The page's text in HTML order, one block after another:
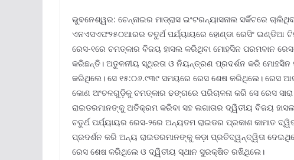
ଭୁବନେଶ୍ୱର: ଚେନ୍ନାଇର ମାଡ୍ରାସ ଇଂଟରନ୍ୟାସନାଲ ସର୍କିଟରେ
ଏନଏସଏଫ୨୫୦ଆରର ଚତୁର୍ଥ ପର୍ଯ୍ୟାୟରେ ହୋଣ୍ଡା ରେସିଂ ଇଣ୍ଡିଆ
ରେସ-୧ରେ ଚମତ୍କାର ବିଜୟ ହାସଲ କରିଥିବା ମୋହସିନ ପରମବାନ
କରିଛନ୍ତି। ଅତୁଳନୀୟ ସ୍ଥିରତା ଓ ନିୟନ୍ତ୍ରଣ ପ୍ରଦର୍ଶନ କରି
କରିଥିଲେ। ସେ ୧୫:୦୬.୯୩୯ ସମୟରେ ରେସ ଶେଷ କରିଥିଲେ। ରେସ
କୋଣ ଅଂଚଳଗୁଡ଼ିକୁ ଚମତ୍କାର ଢଙ୍ଗରେ ପରିଚାଳନା କରି ସେ ରେସ
ରାଇଡରମାନଙ୍କୁ ଅତିକ୍ରମ କରିବା ସହ ଲଗାତାର ଦ୍ୱିତୀୟ ବିଜୟ
ଚତୁର୍ଥ ପର୍ଯ୍ୟାୟର ରେସ-୨ରେ ଅନ୍ୟତମ ରାଇଡର ପ୍ରକାଶ କାମାତ
ପ୍ରଦର୍ଶନ କରି ଅନ୍ୟ ରାଇଡରମାନଙ୍କୁ କଡ଼ା ପ୍ରତିଦ୍ୱନ୍ଦ୍ୱିତା
ରେସ ଶେଷ କରିଥିଲେ ଓ ଦ୍ୱିତୀୟ ସ୍ଥାନ ସୁରକ୍ଷିତ ରଖିଥିଲେ।